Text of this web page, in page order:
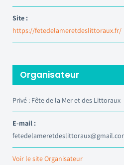
Site :
https://fetedelameretdeslittoraux.fr/
Organisateur
Privé : Fête de la Mer et des Littoraux
E-mail :
Voir le site Organisateur